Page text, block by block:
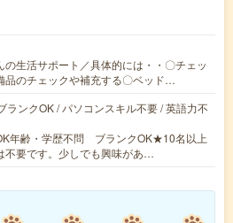
の生活サポート／具体的には・・〇チェッ
品のチェックや補充する〇ベッド…
ランクOK / パソコンスキル不要 / 英語力不
年齢・学歴不問 ブランクOK★10名以上
不要です。少しでも興味があ…